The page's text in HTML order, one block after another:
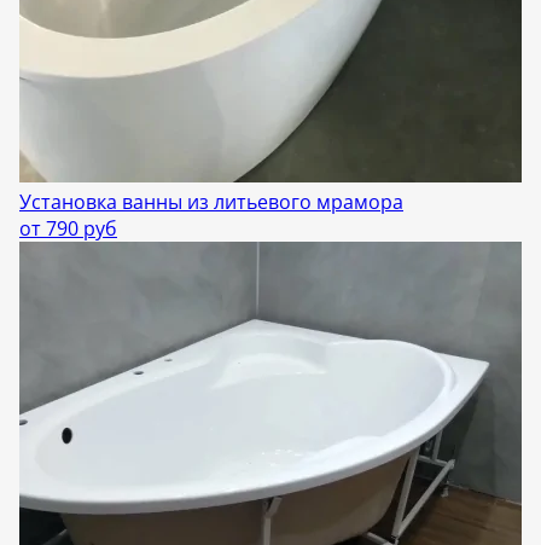
Установка ванны из литьевого мрамора
от 790 руб